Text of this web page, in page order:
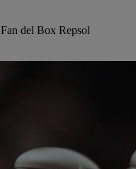
del Box Repsol